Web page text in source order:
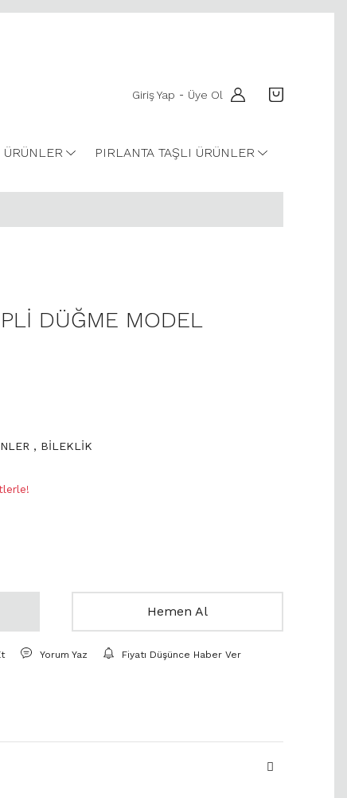
Giriş Yap - Üye Ol
ÜRÜNLER PIRLANTA TAŞLI ÜRÜNLER
DÜĞME MODEL
, BİLEKLİK
Hemen Al
Yorum Yaz Fiyatı Düşünce Haber Ver